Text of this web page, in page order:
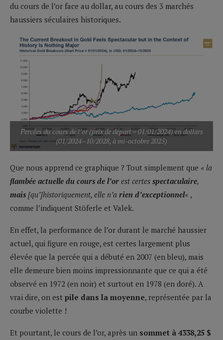
du cours de l’or face au dollar, au cours des 3 marchés
haussiers séculaires historiques.
Percées du cours de l’or (prix de départ = 01/01/2024) en dollars
(01/2024–10/2028, à mi-octobre 2025)
Que nous apprend ce graphique ? Tout simplement que « la
flambée actuelle du cours de l’or est certes spectaculaire,
mais [qu’]historiquement, elle n’a rien d’exceptionnel« ,
comme l’indiquent Stöferle et Valek.
En effet, la performance de l’or durant le marché haussier
actuel, qui figure en rouge, est certes largement plus
élevée que la percée qui a débuté en 2007 (en bleu), mais
elle demeure bien moins impressionnante que ce qui a été
observé en 1972 (en noir) et surtout en 1978 (en doré). A
vrai dire, on est pile dans la moyenne, représentée par la
courbe violette !
Et pourtant, le cours de l’or, après un sommet à 4338,25 $